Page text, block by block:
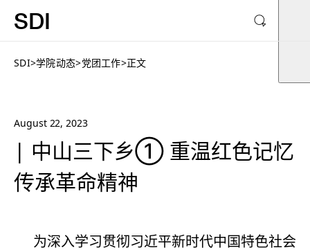
SDI
SDI>学院动态>党团工作>正文
August 22, 2023
| 中山三下乡① 重温红色记忆
传承革命精神
为深入学习贯彻习近平新时代中国特色社会